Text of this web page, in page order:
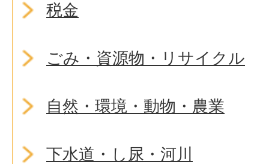
税金
ごみ・資源物・リサイクル
自然・環境・動物・農業
下水道・し尿・河川